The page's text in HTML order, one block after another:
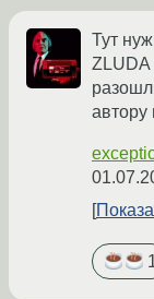
Тут
ZLUDA
автору